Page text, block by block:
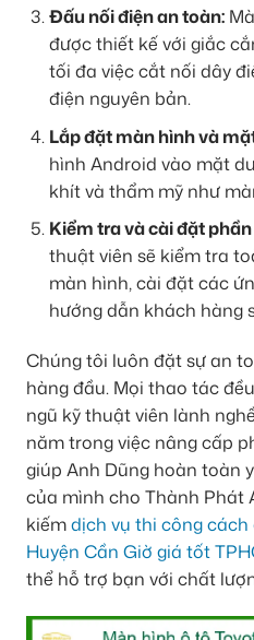
Đấu nối điện an toàn:
được thiết kế với giắc
tối đa việc cắt nối dây
điện nguyên bản.
Lắp đặt màn hình và
hình Android vào mặt
khít và thẩm mỹ như
Kiểm tra và cài đặt
thuật viên sẽ kiểm tra
màn hình, cài đặt các
hướng dẫn khách hàng
Chúng tôi luôn đặt sự an
hàng đầu. Mọi thao tác
ngũ kỹ thuật viên lành
năm trong việc nâng cấp
giúp Anh Dũng hoàn toàn
của mình cho Thành Phát
kiếmdịch vụ thi công
Huyện Cần Giờ giá tốt
thể hỗ trợ bạn với chất